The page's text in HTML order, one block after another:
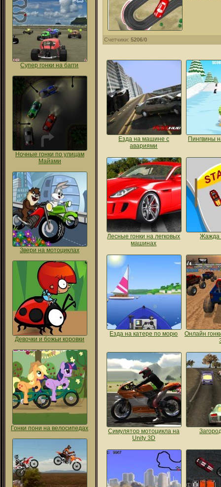
Супер гонки на багги
Ночные гонки по улицам
Майами
Звери на мотоциклах
Девочки и божьи коровки
Гонки пони на велосипедах
Счетчики: 5206/0
Езда на машине с
авариями
Пингвины
Лесные гонки на легковых
машинах
Жажда
Езда на катере по морю
Онлайн
Симулятор мотоцикла на
Unity 3D